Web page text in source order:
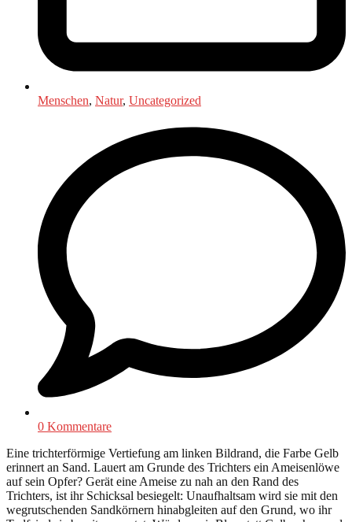
Menschen, Natur, Uncategorized
0 Kommentare
Eine trichterförmige Vertiefung am linken Bildrand, die Farbe Gelb
erinnert an Sand. Lauert am Grunde des Trichters ein Ameisenlöwe
auf sein Opfer? Gerät eine Ameise zu nah an den Rand des
Trichters, ist ihr Schicksal besiegelt: Unaufhaltsam wird sie mit den
wegrutschenden Sandkörnern hinabgleiten auf den Grund, wo ihr